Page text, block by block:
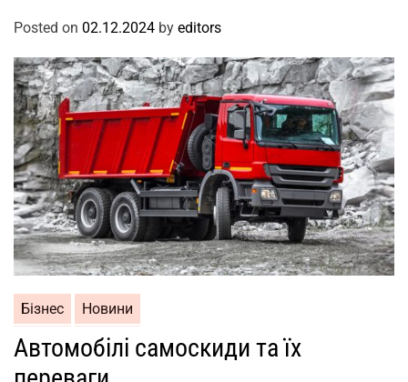
Posted on 02.12.2024 by editors
Бізнес Новини
Автомобілі самоскиди та їх